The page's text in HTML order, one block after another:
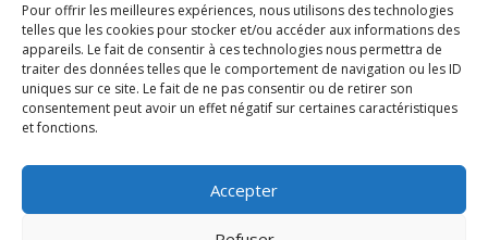
Pour offrir les meilleures expériences, nous utilisons des technologies
telles que les cookies pour stocker et/ou accéder aux informations des
appareils. Le fait de consentir à ces technologies nous permettra de
traiter des données telles que le comportement de navigation ou les ID
uniques sur ce site. Le fait de ne pas consentir ou de retirer son
consentement peut avoir un effet négatif sur certaines caractéristiques
et fonctions.
Accepter